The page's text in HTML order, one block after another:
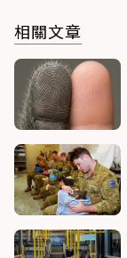
相關文章